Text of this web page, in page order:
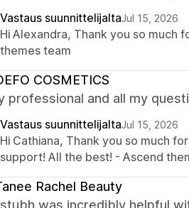
Vastaus suunnittelijaltaJul 15, 2026
Hi Alexandra, Thank you so much
themes team
COSMETICS
professional and all my
Vastaus suunnittelijaltaJul 15, 2026
Hi Cathiana, Thank you so much
support! All the best! - Ascend
Rachel Beauty
was incredibly helpful